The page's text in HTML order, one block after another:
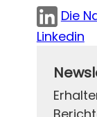
Die
Linkedin